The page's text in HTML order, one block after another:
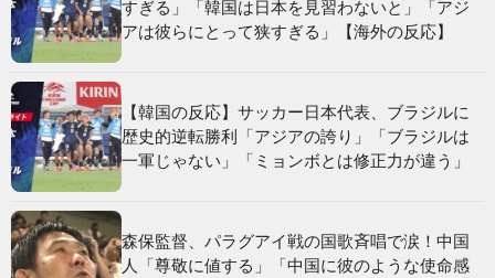
すぎる」「韓国は日本を見習わないと」「アジ
アは彼らにとって狭すぎる」【海外の反応】
【韓国の反応】サッカー日本代表、ブラジルに
歴史的逆転勝利「アジアの誇り」「ブラジルは
一軍じゃない」「ミョンボとは修正力が違う」
森保監督、パラグアイ戦の国歌斉唱で涙！中国
人「尊敬に値する」「中国に彼のような使命感